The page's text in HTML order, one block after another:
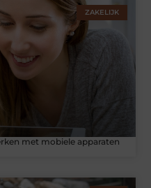
ZAKELIJK
met mobiele apparaten